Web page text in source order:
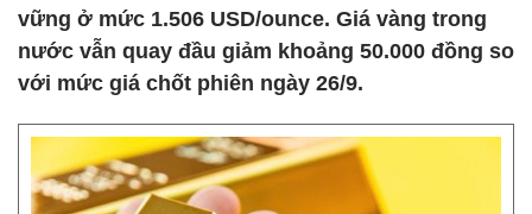
vững ở mức 1.506 USD/ounce. Giá vàng trong
nước vẫn quay đầu giảm khoảng 50.000 đồng so
với mức giá chốt phiên ngày 26/9.